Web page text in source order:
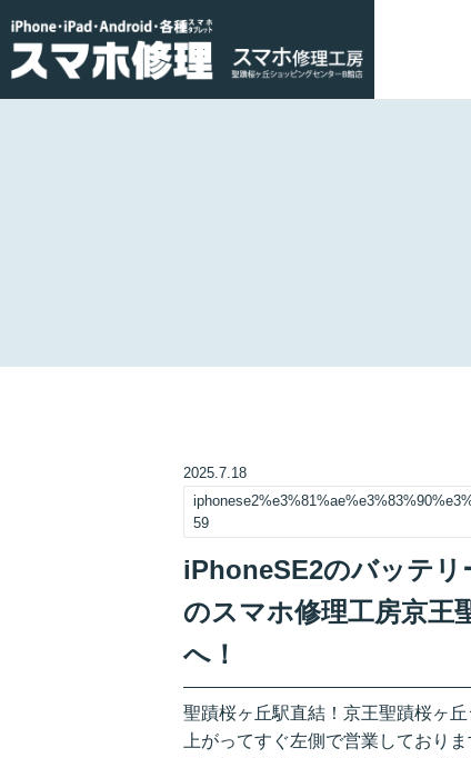
2025.7.18
59
iPhoneSE2のバッテリ
のスマホ修理工房京王
へ！
聖蹟桜ヶ丘駅直結！京王聖蹟桜ヶ
上がってすぐ左側で営業しておりま